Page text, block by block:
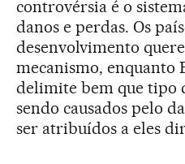
controvérsia é o
danos e perdas. Os
desenvolvimento
mecanismo, enquanto
delimite bem que tipo
sendo causados pelo
ser atribuídos a eles